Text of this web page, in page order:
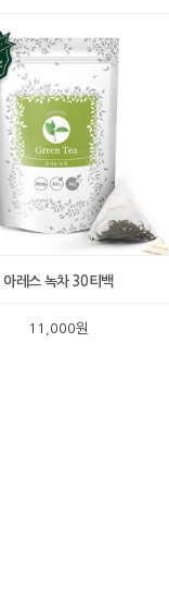
아레스 녹차 30티백
11,000원